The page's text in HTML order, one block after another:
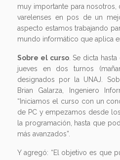
muy importante para
varelenses en pos de un
aspecto estamos trabajando
mundo informático que aplica
Sobre el curso. Se dicta
jueves en dos turnos
designados por la UNAJ.
Brian Galarza, Ingeniero
“Iniciamos el curso con un
de PC y empezamos desde
la programación, hasta que
más avanzados”.
Y agregó: “El objetivo es que